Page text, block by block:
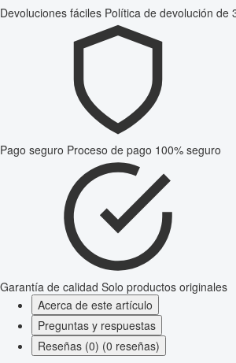
Devoluciones fáciles Política de devolución de
Pago seguro Proceso de pago 100% seguro
Garantía de calidad Solo productos originales
Acerca de este artículo
Preguntas y respuestas
Reseñas (0) (0 reseñas)